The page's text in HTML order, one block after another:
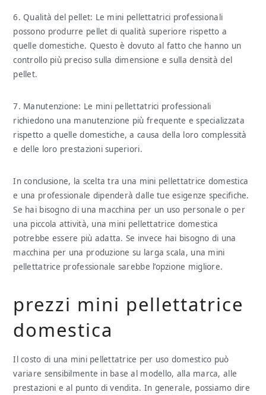
6. Qualità del pellet: Le mini pellettatrici professionali
possono produrre pellet di qualità superiore rispetto a
quelle domestiche. Questo è dovuto al fatto che hanno un
controllo più preciso sulla dimensione e sulla densità del
pellet.
7. Manutenzione: Le mini pellettatrici professionali
richiedono una manutenzione più frequente e specializzata
rispetto a quelle domestiche, a causa della loro complessità
e delle loro prestazioni superiori.
In conclusione, la scelta tra una mini pellettatrice domestica
e una professionale dipenderà dalle tue esigenze specifiche.
Se hai bisogno di una macchina per un uso personale o per
una piccola attività, una mini pellettatrice domestica
potrebbe essere più adatta. Se invece hai bisogno di una
macchina per una produzione su larga scala, una mini
pellettatrice professionale sarebbe l’opzione migliore.
prezzi mini pellettatrice
domestica
Il costo di una mini pellettatrice per uso domestico può
variare sensibilmente in base al modello, alla marca, alle
prestazioni e al punto di vendita. In generale, possiamo dire